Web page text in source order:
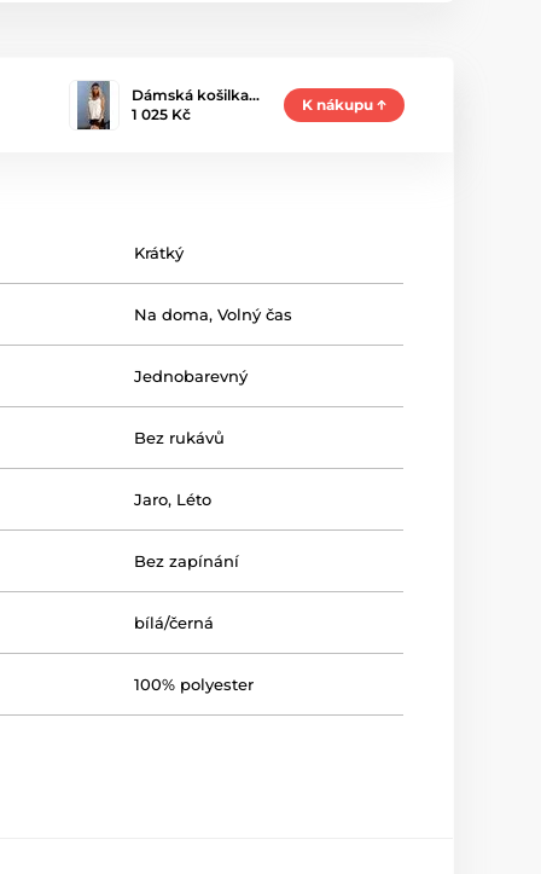
Dámská košilka…
1 025 Kč
K nákupu
Krátký
Na doma,Volný čas
Jednobarevný
Bez rukávů
Jaro, Léto
Bez zapínání
bílá/černá
100% polyester